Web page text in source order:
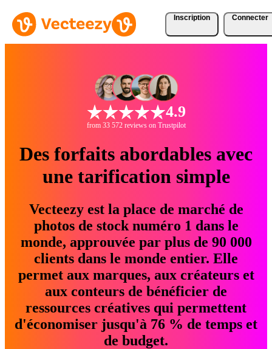
Inscription Connecter
4.9
from 33 572 reviews on Trustpilot
Des forfaits abordables avec
une tarification simple
Vecteezy est la place de marché de
photos de stock numéro 1 dans le
monde, approuvée par plus de 90 000
clients dans le monde entier. Elle
permet aux marques, aux créateurs et
aux conteurs de bénéficier de
ressources créatives qui permettent
d'économiser jusqu'à 76 % de temps et
de budget.